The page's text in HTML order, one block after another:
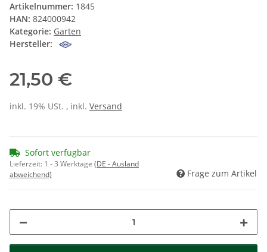
Artikelnummer: 1845
HAN: 824000942
Kategorie: Garten
Hersteller:
21,50 €
inkl. 19% USt. , inkl. Versand
Sofort verfügbar
Lieferzeit: 1 - 3 Werktage (DE - Ausland
abweichend)
Frage zum Artikel